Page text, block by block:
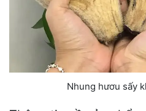
Nhung hươu sấy